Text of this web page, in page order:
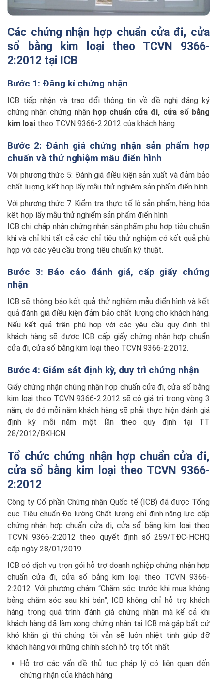
Các chứng nhận hợp chuẩn cửa đi, cửa
sổ bằng kim loại theo TCVN 9366-
2:2012 tại ICB
Bước 1: Đăng kí chứng nhận
ICB tiếp nhận và trao đổi thông tin về đề nghị đăng ký
chứng nhận chứng nhận hợp chuẩn cửa đi, cửa sổ bằng
kim loại theo TCVN 9366-2:2012 của khách hàng
Bước 2: Đánh giá chứng nhận sản phẩm hợp
chuẩn và thử nghiệm mẫu điển hình
Với phương thức 5: Đánh giá điều kiện sản xuất và đảm bảo
chất lượng, kết hợp lấy mẫu thử nghiệm sản phẩm điển hình
Với phương thức 7: Kiểm tra thực tế lô sản phẩm, hàng hóa
kết hợp lấy mẫu thử nghiểm sản phẩm điển hình
ICB chỉ chấp nhận chứng nhận sản phẩm phù hợp tiêu chuẩn
khi và chỉ khi tất cả các chỉ tiêu thử nghiệm có kết quả phù
hợp với các yêu cầu trong tiêu chuẩn kỹ thuật.
Bước 3: Báo cáo đánh giá, cấp giấy chứng
nhận
ICB sẽ thông báo kết quả thử nghiệm mẫu điển hình và kết
quả đánh giá điều kiện đảm bảo chất lượng cho khách hàng.
Nếu kết quả trên phù hợp với các yêu cầu quy định thì
khách hàng sẽ được ICB cấp giấy chứng nhận hợp chuẩn
cửa đi, cửa sổ bằng kim loại theo TCVN 9366-2:2012.
Bước 4: Giám sát định kỳ, duy trì chứng nhận
Giấy chứng nhận chứng nhận hợp chuẩn cửa đi, cửa sổ bằng
kim loại theo TCVN 9366-2:2012 sẽ có giá trị trong vòng 3
năm, do đó mỗi năm khách hàng sẽ phải thực hiện đánh giá
định kỳ mỗi năm một lần theo quy định tại TT
28/2012/BKHCN.
Tổ chức chứng nhận hợp chuẩn cửa đi,
cửa sổ bằng kim loại theo TCVN 9366-
2:2012
Công ty Cổ phần Chứng nhận Quốc tế (ICB) đã được Tổng
cục Tiêu chuẩn Đo lường Chất lượng chỉ định năng lực cấp
chứng nhận hợp chuẩn cửa đi, cửa sổ bằng kim loại theo
TCVN 9366-2:2012 theo quyết định số 259/TĐC-HCHQ
cấp ngày 28/01/2019.
ICB có dịch vụ trọn gói hỗ trợ doanh nghiệp chứng nhận hợp
chuẩn cửa đi, cửa sổ bằng kim loại theo TCVN 9366-
2:2012. Với phương châm “Chăm sóc trước khi mua không
bằng chăm sóc sau khi bán”, ICB không chỉ hỗ trợ khách
hàng trong quá trình đánh giá chứng nhận mà kể cả khi
khách hàng đã làm xong chứng nhận tại ICB mà gặp bất cứ
khó khăn gì thì chúng tôi vẫn sẽ luôn nhiệt tình giúp đỡ
khách hàng với những chính sách hỗ trợ tốt nhất
Hỗ trợ các vấn đề thủ tục pháp lý có liên quan đến
chứng nhận của khách hàng